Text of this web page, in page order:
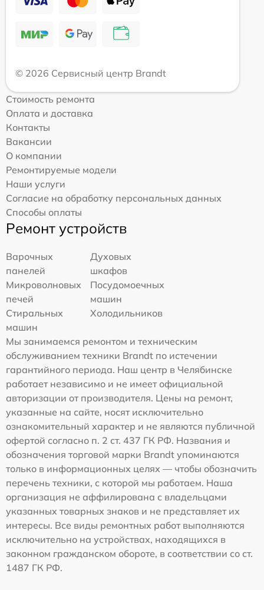
© 2026 Сервисный центр Brandt
Стоимость ремонта
Оплата и доставка
Контакты
Вакансии
О компании
Ремонтируемые модели
Наши услуги
Согласие на обработку персональных данных
Способы оплаты
Ремонт устройств
Варочных
панелей
Духовых
шкафов
Микроволновых
печей
Посудомоечных
машин
Стиральных
машин
Холодильников
Мы занимаемся ремонтом и техническим
обслуживанием техники Brandt по истечении
гарантийного периода. Наш центр в Челябинске
работает независимо и не имеет официальной
авторизации от производителя. Цены на ремонт,
указанные на сайте, носят исключительно
ознакомительный характер и не являются публичной
офертой согласно п. 2 ст. 437 ГК РФ. Названия и
обозначения торговой марки Brandt упоминаются
только в информационных целях — чтобы обозначить
перечень техники, с которой мы работаем. Наша
организация не аффилирована с владельцами
указанных товарных знаков и не представляет их
интересы. Все виды ремонтных работ выполняются
исключительно на устройствах, находящихся в
законном гражданском обороте, в соответствии со ст.
1487 ГК РФ.